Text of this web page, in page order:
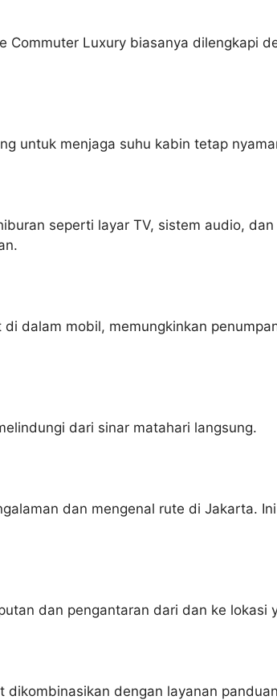
Luxury biasanya dilengkapi
untuk menjaga suhu kabin tetap
seperti layar TV, sistem audio,
dalam mobil, memungkinkan
dari sinar matahari langsung.
dan mengenal rute di Jakarta.
dan pengantaran dari dan ke lokasi
dengan layanan